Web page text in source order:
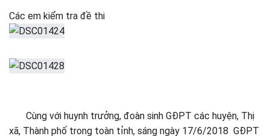
Các em kiểm tra đề thi
Cùng với huynh trưởng, đoàn sinh GĐPT các huyện, Thị
xã, Thành phố trong toàn tỉnh, sáng ngày 17/6/2018 GĐPT